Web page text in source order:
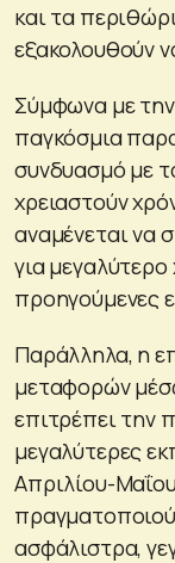
και τα
εξακολουθούν
Σύμφωνα με
παγκόσμια
συνδυασμό με
χρειαστούν
αναμένεται να
για
προηγούμενες
Παράλληλα, η
μεταφορών
επιτρέπει την
μεγαλύτερες
Απριλίου-
ασφάλιστρα,